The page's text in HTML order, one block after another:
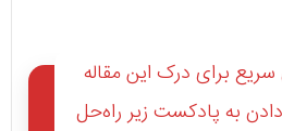
برای درک این مقاله
به پادکست زیر راه‌حل